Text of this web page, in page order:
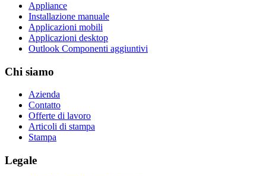
Appliance
Installazione manuale
Applicazioni mobili
Applicazioni desktop
Outlook Componenti aggiuntivi
Chi siamo
Azienda
Contatto
Offerte di lavoro
Articoli di stampa
Stampa
Legale